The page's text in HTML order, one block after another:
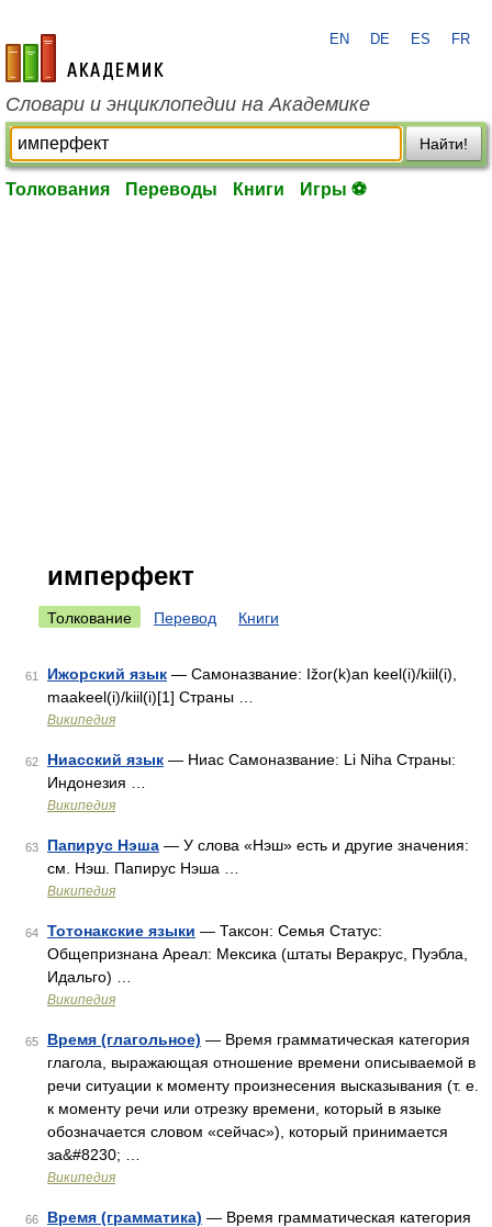
academic.ru
EN DE ES FR
Словари и энциклопедии на Академике
Найти!
Толкования Переводы Книги Игры ⚽
имперфект
Толкование Перевод Книги
61 Ижорский язык — Самоназвание: Ižor(k)an keel(i)/kiil(i),
maakeel(i)/kiil(i)[1] Страны …
Википедия
62 Ниасский язык — Ниас Самоназвание: Li Niha Страны:
Индонезия …
Википедия
63 Папирус Нэша — У слова «Нэш» есть и другие значения:
см. Нэш. Папирус Нэша …
Википедия
64 Тотонакские языки — Таксон: Семья Статус:
Общепризнана Ареал: Мексика (штаты Веракрус, Пуэбла,
Идальго) …
Википедия
65 Время (глагольное) — Время грамматическая категория
глагола, выражающая отношение времени описываемой в
речи ситуации к моменту произнесения высказывания (т. е.
к моменту речи или отрезку времени, который в языке
обозначается словом «сейчас»), который принимается
за&#8230; …
Википедия
66 Время (грамматика) — Время грамматическая категория